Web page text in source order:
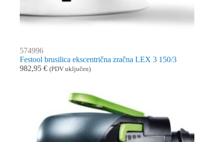
574996
Festool brusilica ekscentrična zračna LEX 3 150/3
982,95 € (PDV uključen)